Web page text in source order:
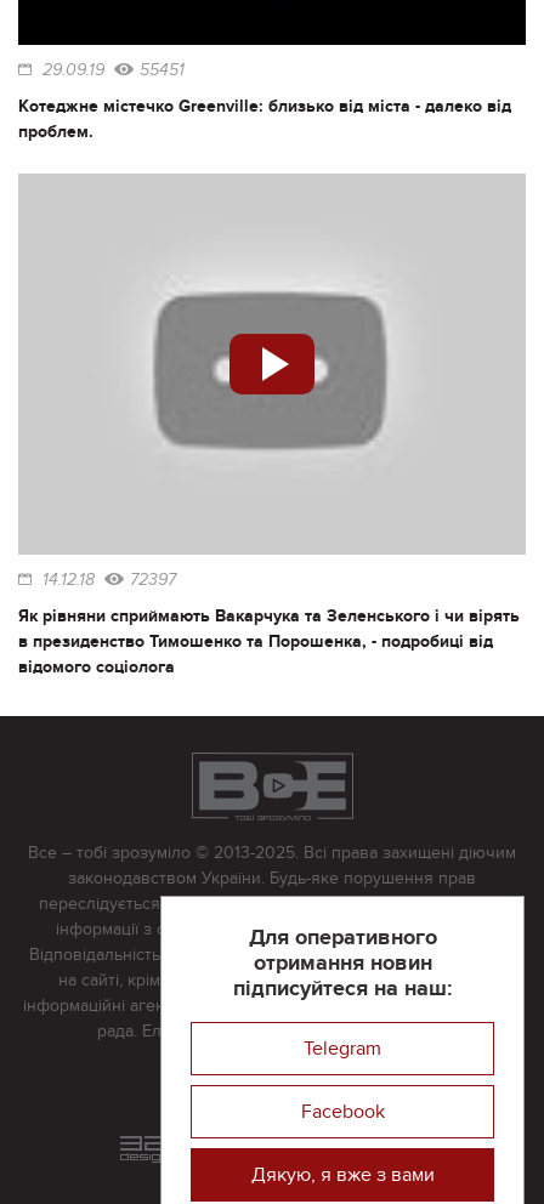
29.09.19 55451
Котеджне містечко Greenville: близько від міста - далеко від
проблем.
14.12.18 72397
Як рівняни сприймають Вакарчука та Зеленського і чи вірять
в президенство Тимошенко та Порошенка, - подробиці від
відомого соціолога
Для оперативного
отримання новин
підписуйтеся на наш:
Telegram
Facebook
Дякую, я вже з вами
Все – тобі зрозуміло © 2013-2025. Всі права захищені діючим
законодавством України. Будь-яке порушення прав
переслідується в судовому порядку. Будь-яке відтворення
інформації з сайту тільки з письмово дозволу редакції.
Відповідальність за достовірність усіх матеріалів, розміщених
на сайті, крім матеріалів, які містять посилання на інші
інформаційні агентства або інтернет-видання, несе редакційна
рада. Електронна пошта:
Реклама на сайті
Розроблений та підтримується